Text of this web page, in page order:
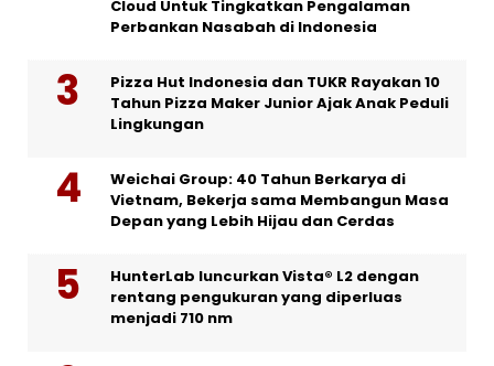
Cloud Untuk Tingkatkan Pengalaman
Perbankan Nasabah di Indonesia
Pizza Hut Indonesia dan TUKR Rayakan 10
Tahun Pizza Maker Junior Ajak Anak Peduli
Lingkungan
Weichai Group: 40 Tahun Berkarya di
Vietnam, Bekerja sama Membangun Masa
Depan yang Lebih Hijau dan Cerdas
HunterLab luncurkan Vista® L2 dengan
rentang pengukuran yang diperluas
menjadi 710 nm